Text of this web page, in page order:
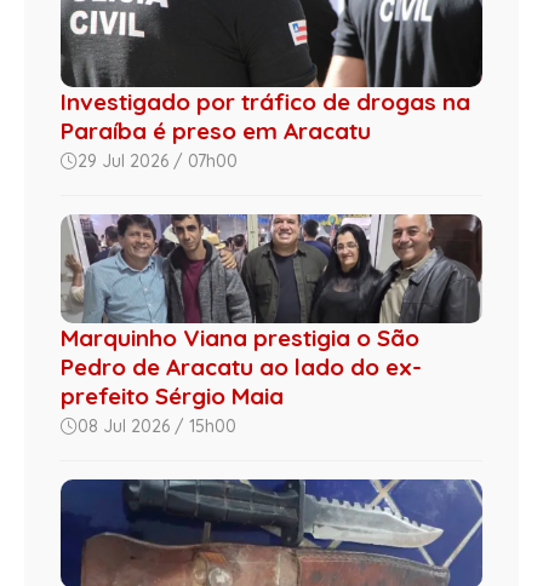
Investigado por tráfico de drogas na
Paraíba é preso em Aracatu
29 Jul 2026 / 07h00
Marquinho Viana prestigia o São
Pedro de Aracatu ao lado do ex-
prefeito Sérgio Maia
08 Jul 2026 / 15h00